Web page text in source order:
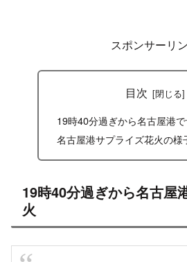
スポンサーリ
目次
19時40分過ぎから名古屋港
名古屋港サプライズ花火の様
19時40分過ぎから名古屋
火